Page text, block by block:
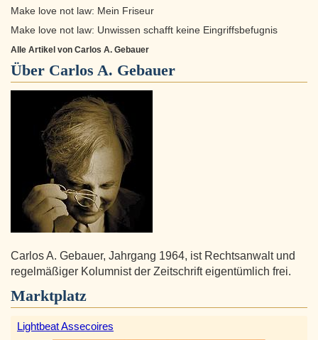
Make love not law: Mein Friseur
Make love not law: Unwissen schafft keine Eingriffsbefugnis
Alle Artikel von Carlos A. Gebauer
Über Carlos A. Gebauer
Carlos A. Gebauer, Jahrgang 1964, ist Rechtsanwalt und
regelmäßiger Kolumnist der Zeitschrift eigentümlich frei.
Marktplatz
Lightbeat Assecoires